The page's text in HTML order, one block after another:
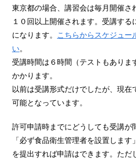
東京都の場合、講習会は毎月開催さ
１０回以上開催されます。受講する
になります。
こちらからスケジュー
い。
受講時間は６時間（テストもありま
かかります。
以前は受講形式だけでしたが、現在
可能となっています。
許可申請時までにどうしても受講が
「必ず食品衛生管理者を設置しま
を提出すれば申請はできます。ただ